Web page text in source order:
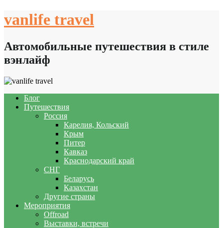
to
vanlife travel
Автомобильные путешествия в стиле
вэнлайф
Блог
Путешествия
Россия
Карелия, Кольский
Крым
Питер
Кавказ
Краснодарский край
СНГ
Беларусь
Казахстан
Другие страны
Мероприятия
Offroad
Выставки, встречи